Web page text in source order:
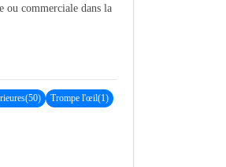
ou commerciale dans la
(50) Trompe l'œil(1)